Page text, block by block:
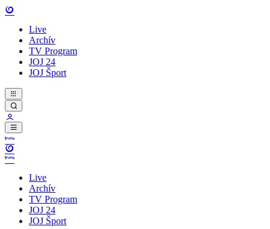
Live
Archív
TV Program
JOJ 24
JOJ Šport
Live
Archív
TV Program
JOJ 24
JOJ Šport